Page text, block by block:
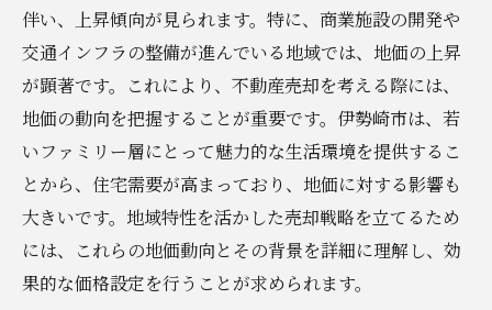
プロフェッショナルの視点で見る成功要因
専門家が推奨する売却プロセスのステップ
市場分析を活用した売却戦略の実践法
売却を成功に導くための専門家のアドバイ
ス
インスペクションと査定の重要性
売却の専門家と協力するメリット
不動産市場価値を最大化するための効果的な売
伴い、上昇傾向が見られます。特に、商業施設の開発や
交通インフラの整備が進んでいる地域では、地価の上昇
が顕著です。これにより、不動産売却を考える際には、
地価の動向を把握することが重要です。伊勢崎市は、若
いファミリー層にとって魅力的な生活環境を提供するこ
とから、住宅需要が高まっており、地価に対する影響も
大きいです。地域特性を活かした売却戦略を立てるため
には、これらの地価動向とその背景を詳細に理解し、効
果的な価格設定を行うことが求められます。